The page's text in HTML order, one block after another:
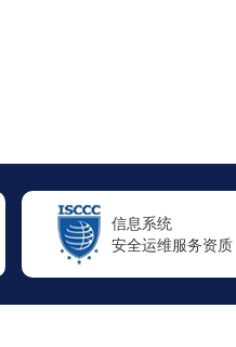
ISO9001
质量管理体系认证